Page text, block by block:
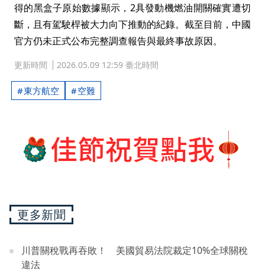
得的黑盒子原始數據顯示，2具發動機燃油開關確實遭切
斷，且有駕駛桿被大力向下推動的紀錄。截至目前，中國
官方仍未正式公布完整調查報告與最終事故原因。
更新時間 2026.05.09 12:59 臺北時間
東方航空 空難
更多新聞
川普關稅戰再吞敗！ 美國貿易法院裁定10%全球關稅
違法